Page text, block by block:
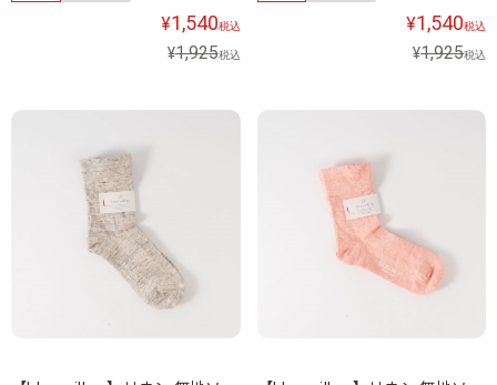
¥1,540税込
¥1,925税込
¥1,540税込
¥1,925税込